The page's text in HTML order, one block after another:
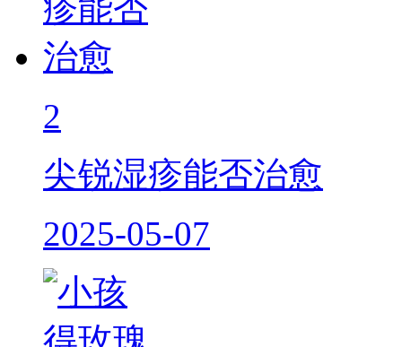
2
尖锐湿疹能否治愈
2025-05-07